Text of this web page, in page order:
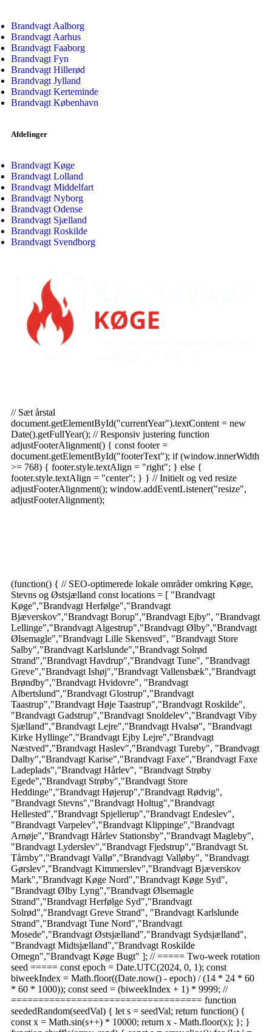
Brandvagt Aalborg
Brandvagt Aarhus
Brandvagt Faaborg
Brandvagt Fyn
Brandvagt Hillerød
Brandvagt Jylland
Brandvagt Kerteminde
Brandvagt København
Afdelinger
Brandvagt Køge
Brandvagt Lolland
Brandvagt Middelfart
Brandvagt Nyborg
Brandvagt Odense
Brandvagt Sjælland
Brandvagt Roskilde
Brandvagt Svendborg
// Sæt årstal
document.getElementById("currentYear").textContent = new
Date().getFullYear(); // Responsiv justering function
adjustFooterAlignment() { const footer =
document.getElementById("footerText"); if (window.innerWidth
>= 768) { footer.style.textAlign = "right"; } else {
footer.style.textAlign = "center"; } } // Initielt og ved resize
adjustFooterAlignment(); window.addEventListener("resize",
adjustFooterAlignment);
(function() { // SEO-optimerede lokale områder omkring Køge,
Stevns og Østsjælland const locations = [ "Brandvagt
Køge","Brandvagt Herfølge","Brandvagt
Bjæverskov","Brandvagt Borup","Brandvagt Ejby", "Brandvagt
Lellinge","Brandvagt Algestrup","Brandvagt Ølby","Brandvagt
Ølsemagle","Brandvagt Lille Skensved", "Brandvagt Store
Salby","Brandvagt Karlslunde","Brandvagt Solrød
Strand","Brandvagt Havdrup","Brandvagt Tune", "Brandvagt
Greve","Brandvagt Ishøj","Brandvagt Vallensbæk","Brandvagt
Brøndby","Brandvagt Hvidovre", "Brandvagt
Albertslund","Brandvagt Glostrup","Brandvagt
Taastrup","Brandvagt Høje Taastrup","Brandvagt Roskilde",
"Brandvagt Gadstrup","Brandvagt Snoldelev","Brandvagt Viby
Sjælland","Brandvagt Lejre","Brandvagt Hvalsø", "Brandvagt
Kirke Hyllinge","Brandvagt Ejby Lejre","Brandvagt
Næstved","Brandvagt Haslev","Brandvagt Tureby", "Brandvagt
Dalby","Brandvagt Karise","Brandvagt Faxe","Brandvagt Faxe
Ladeplads","Brandvagt Hårlev", "Brandvagt Strøby
Egede","Brandvagt Strøby","Brandvagt Store
Heddinge","Brandvagt Højerup","Brandvagt Rødvig",
"Brandvagt Stevns","Brandvagt Holtug","Brandvagt
Hellested","Brandvagt Spjellerup","Brandvagt Endeslev",
"Brandvagt Varpelev","Brandvagt Klippinge","Brandvagt
Arnøje","Brandvagt Hårlev Stationsby","Brandvagt Magleby",
"Brandvagt Lyderslev","Brandvagt Fjedstrup","Brandvagt St.
Tårnby","Brandvagt Vallø","Brandvagt Valløby", "Brandvagt
Gørslev","Brandvagt Kimmerslev","Brandvagt Bjæverskov
Mark","Brandvagt Køge Nord","Brandvagt Køge Syd",
"Brandvagt Ølby Lyng","Brandvagt Ølsemagle
Strand","Brandvagt Herfølge Syd","Brandvagt
Solrød","Brandvagt Greve Strand", "Brandvagt Karlslunde
Strand","Brandvagt Tune Nord","Brandvagt
Mosede","Brandvagt Østsjælland","Brandvagt Sydsjælland",
"Brandvagt Midtsjælland","Brandvagt Roskilde
Omegn","Brandvagt Køge Bugt" ]; // ===== Two-week rotation
seed ===== const epoch = Date.UTC(2024, 0, 1); const
biweekIndex = Math.floor((Date.now() - epoch) / (14 * 24 * 60
* 60 * 1000)); const seed = (biweekIndex + 1) * 9999; //
=================================== function
seededRandom(seedVal) { let s = seedVal; return function() {
const x = Math.sin(s++) * 10000; return x - Math.floor(x); }; }